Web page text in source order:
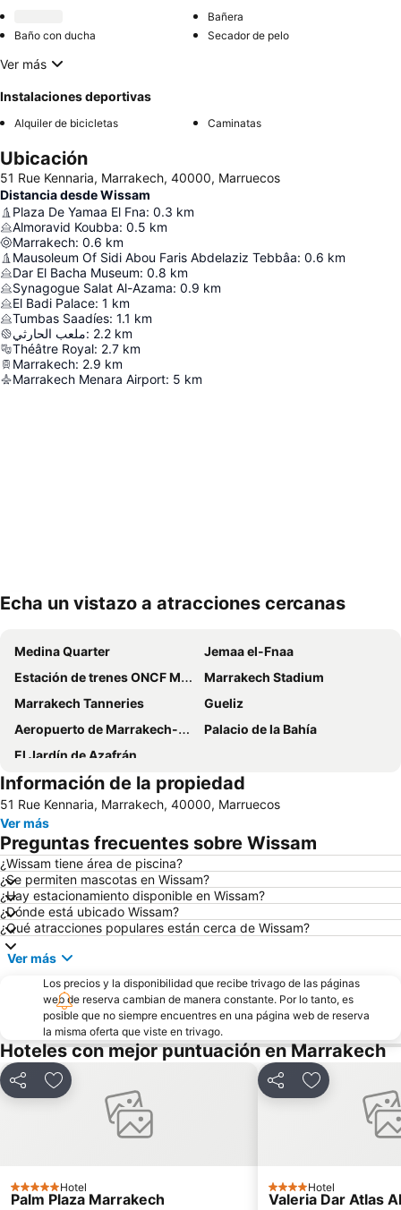
Bañera
Baño con ducha
Secador de pelo
Ver más
Instalaciones deportivas
Alquiler de bicicletas Caminatas
Ubicación
51 Rue Kennaria, Marrakech, 40000, Marruecos
Distancia desde Wissam
Plaza De Yamaa El Fna: 0.3 km
Almoravid Koubba: 0.5 km
Marrakech: 0.6 km
Mausoleum Of Sidi Abou Faris Abdelaziz Tebbâa: 0.6 km
Dar El Bacha Museum: 0.8 km
Synagogue Salat Al-Azama: 0.9 km
El Badi Palace: 1 km
Tumbas Saadíes: 1.1 km
ملعب الحارثي: 2.2 km
Théâtre Royal: 2.7 km
Marrakech: 2.9 km
Marrakech Menara Airport: 5 km
Echa un vistazo a atracciones cercanas
Medina Quarter
Jemaa el-Fnaa
Estación de trenes ONCF Marrakech
Marrakech Stadium
Marrakech Tanneries
Gueliz
Aeropuerto de Marrakech-Menara
Palacio de la Bahía
El Jardín de Azafrán
Información de la propiedad
51 Rue Kennaria, Marrakech, 40000, Marruecos
Ver más
Preguntas frecuentes sobre Wissam
¿Wissam tiene área de piscina?
¿Se permiten mascotas en Wissam?
¿Hay estacionamiento disponible en Wissam?
¿Dónde está ubicado Wissam?
¿Qué atracciones populares están cerca de Wissam?
Ver más
Los precios y la disponibilidad que recibe trivago de las páginas
web de reserva cambian de manera constante. Por lo tanto, es
posible que no siempre encuentres en una página web de reserva
la misma oferta que viste en trivago.
Hoteles con mejor puntuación en Marrakech
CompartirAgregar a favoritos
5 EstrellasHotel
Palm Plaza Marrakech
CompartirAgregar a
4 Estrellas
Hotel
Valeria Dar Atlas